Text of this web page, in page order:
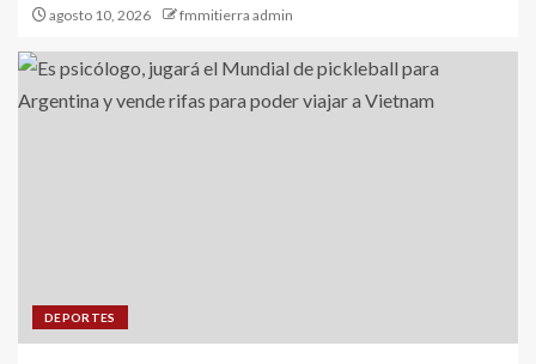
agosto 10, 2026 fmmitierra admin
DEPORTES